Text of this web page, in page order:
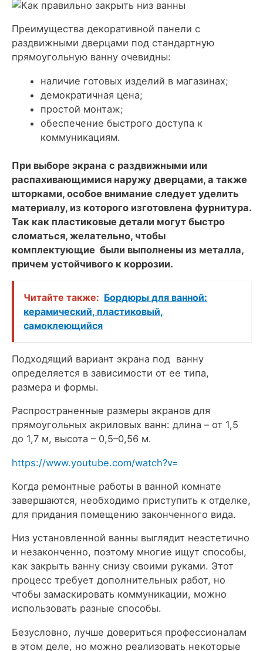
Преимущества декоративной панели с
раздвижными дверцами под стандартную
прямоугольную ванну очевидны:
наличие готовых изделий в магазинах;
демократичная цена;
простой монтаж;
обеспечение быстрого доступа к
коммуникациям.
При выборе экрана с раздвижными или
распахивающимися наружу дверцами, а также
шторками, особое внимание следует уделить
материалу, из которого изготовлена фурнитура.
Так как пластиковые детали могут быстро
сломаться, желательно, чтобы
комплектующие были выполнены из металла,
причем устойчивого к коррозии.
Читайте также: Бордюры для ванной:
керамический, пластиковый,
самоклеющийся
Подходящий вариант экрана под ванну
определяется в зависимости от ее типа,
размера и формы.
Распространенные размеры экранов для
прямоугольных акриловых ванн: длина – от 1,5
до 1,7 м, высота – 0,5–0,56 м.
https://www.youtube.com/watch?v=
Когда ремонтные работы в ванной комнате
завершаются, необходимо приступить к отделке,
для придания помещению законченного вида.
Низ установленной ванны выглядит неэстетично
и незаконченно, поэтому многие ищут способы,
как закрыть ванну снизу своими руками. Этот
процесс требует дополнительных работ, но
чтобы замаскировать коммуникации, можно
использовать разные способы.
Безусловно, лучше довериться профессионалам
в этом деле, но можно реализовать некоторые